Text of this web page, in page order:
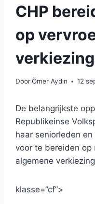
CHP
op
DoorÖmer Aydin 12
De belangrijkste
Republikeinse
haar seniorleden
voor te bereiden op
algemene
klasse=”cf”>